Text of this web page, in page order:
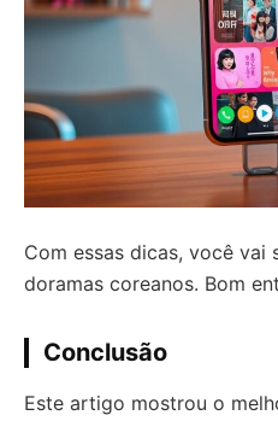
Com essas dicas, você
doramas coreanos. Bom
Conclusão
Este artigo mostrou o